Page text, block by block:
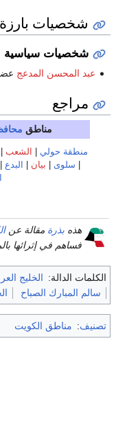
شخصيات
شخصيات سياسية
عبد المحسن المدعج
مراجع
مناطق
منطقة حولي الشعب
سلوى بيان البدع
هذه بذرة مقالة عن
فساهم في إثرائها
الكلمات الدالة: الخليج
سالم المبارك الصباح
تصنيف: مناطق الكويت